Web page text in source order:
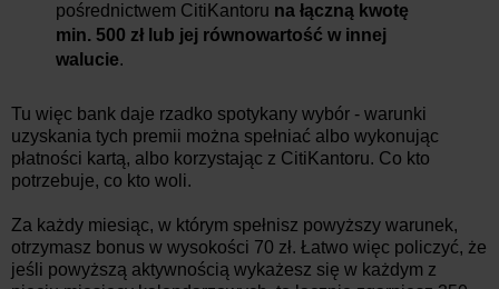
pośrednictwem CitiKantoru na łączną kwotę
min. 500 zł lub jej równowartość w innej
walucie.
Tu więc bank daje rzadko spotykany wybór - warunki
uzyskania tych premii można spełniać albo wykonując
płatności kartą, albo korzystając z CitiKantoru. Co kto
potrzebuje, co kto woli.
Za każdy miesiąc, w którym spełnisz powyższy warunek,
otrzymasz bonus w wysokości 70 zł. Łatwo więc policzyć, że
jeśli powyższą aktywnością wykażesz się w każdym z